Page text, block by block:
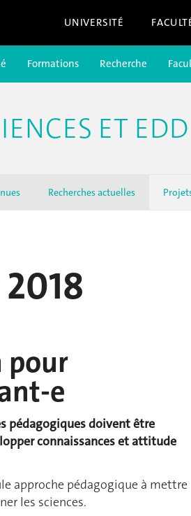
UNIVERSITÉ
Formations Recherche
ET EDD
Recherches actuelles
pour
e
pédagogiques doivent être
connaissances et attitude
approche pédagogique à mettre
les sciences.